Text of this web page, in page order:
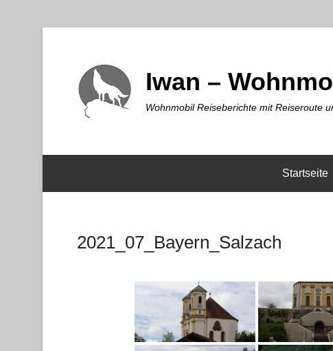
Iwan –
Wohnmobil Reiseberichte mit Reiseroute
Startseite
2021_07_Bayern_Salzach